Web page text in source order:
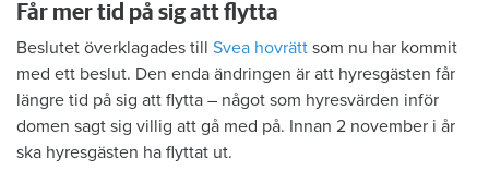
Får mer tid på sig att flytta
Beslutet överklagades till Svea hovrätt som nu har kommit
med ett beslut. Den enda ändringen är att hyresgästen får
längre tid på sig att flytta – något som hyresvärden inför
domen sagt sig villig att gå med på. Innan 2 november i år
ska hyresgästen ha flyttat ut.